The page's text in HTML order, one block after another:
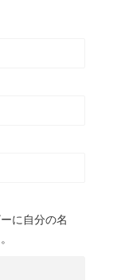
に自分の名